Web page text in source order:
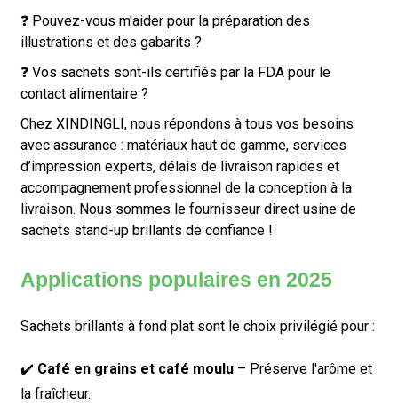
❓ Pouvez-vous m'aider pour la préparation des
illustrations et des gabarits ?
❓ Vos sachets sont-ils certifiés par la FDA pour le
contact alimentaire ?
Chez XINDINGLI, nous répondons à tous vos besoins
avec assurance : matériaux haut de gamme, services
d’impression experts, délais de livraison rapides et
accompagnement professionnel de la conception à la
livraison. Nous sommes le fournisseur direct usine de
sachets stand-up brillants de confiance !
Applications populaires en 2025
Sachets brillants à fond platsont le choix privilégié pour :
✔️ Café en grains et café moulu– Préserve l'arôme et
la fraîcheur.